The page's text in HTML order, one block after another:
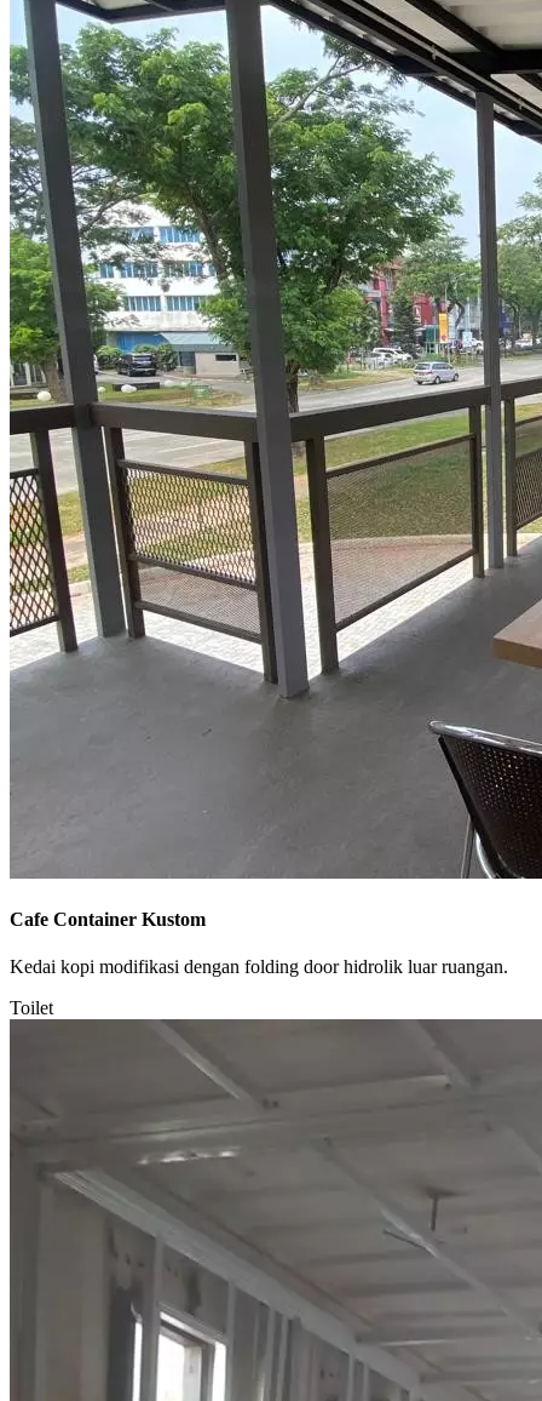
Cafe Container Kustom
Kedai kopi modifikasi dengan folding door hidrolik luar ruangan.
Toilet